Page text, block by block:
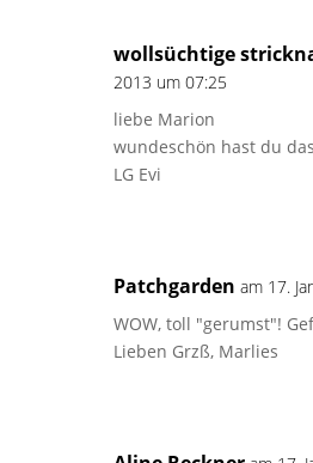
wollsüchtige
2013 um 07:25
liebe Marion
wundeschön hast du
LG Evi
Patchgarden am 17.
WOW, toll "gerumst"!
Lieben Grzß, Marlies